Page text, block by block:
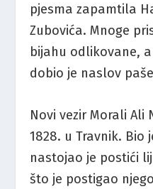
pjesma zapamtila
Zubovića. Mnoge
bijahu odlikovane,
dobio je naslov
Novi vezir Morali Ali
1828. u Travnik. Bio
nastojao je postići
što je postigao